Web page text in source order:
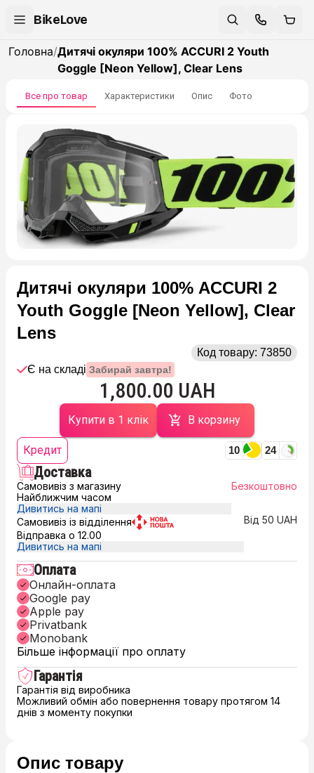
BikeLove
Головна/Дитячі окуляри 100% ACCURI 2 Youth
Goggle [Neon Yellow], Clear Lens
Все про товар Характеристики Опис Фото
Дитячі окуляри 100% ACCURI 2
Youth Goggle [Neon Yellow], Clear
Lens
Код товару: 73850
Є на складі Забирай завтра!
1,800.00 UAH
Купити в 1 клік В корзину
Кредит 10 24
Доставка
Самовивіз з магазину
Найближчим часом
Дивитись на мапі
Безкоштовно
Самовивіз із відділення
Відправка о 12.00
Дивитись на мапі
Від 50 UAH
Оплата
Онлайн-оплата
Google pay
Apple pay
Privatbank
Monobank
Більше інформації про оплату
Гарантія
Гарантія від виробника
Можливий обмін або повернення товару протягом 14
днів з моменту покупки
Опис товару